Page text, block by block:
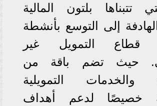
تتبناها بلتون المالية
إلى التوسع بأنشطة
قطاع التمويل غير
حيث تضم باقة من
والخدمات التمويلية
خصيصًا لدعم أهداف